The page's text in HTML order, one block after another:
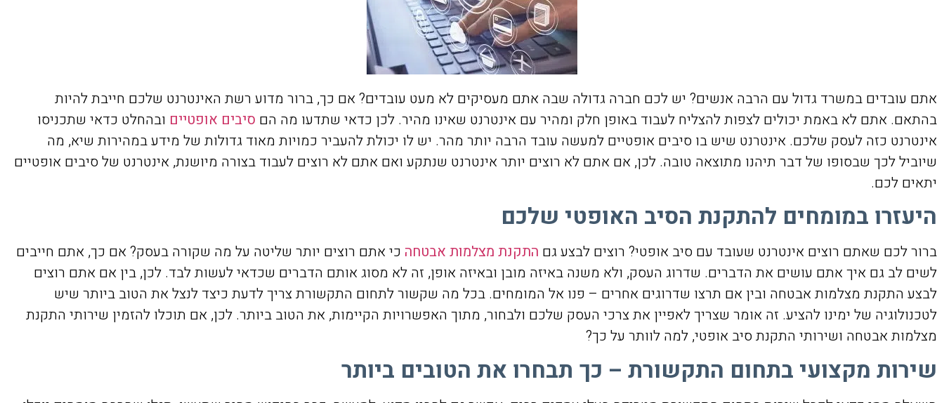
אתם עובדים במשרד גדול עם הרבה אנשים? יש לכם חברה גדולה שבה אתם מעסיקים לא מעט עובדים? אם כך, ברור מדוע רשת האינטרנט שלכם חייבת להיות
בהתאם. אתם לא באמת יכולים לצפות להצליח לעבוד באופן חלק ומהיר עם אינטרנט שאינו מהיר. לכן כדאי שתדעו מה הם סיבים אופטיים ובהחלט כדאי שתכניסו
אינטרנט כזה לעסק שלכם. אינטרנט שיש בו סיבים אופטיים למעשה עובד הרבה יותר מהר. יש לו יכולת להעביר כמויות מאוד גדולות של מידע במהירות שיא, מה
שיוביל לכך שבסופו של דבר תיהנו מתוצאה טובה. לכן, אם אתם לא רוצים יותר אינטרנט שנתקע ואם אתם לא רוצים לעבוד בצורה מיושנת, אינטרנט של סיבים אופטיים
יתאים לכם.
היעזרו במומחים להתקנת הסיב האופטי שלכם
ברור לכם שאתם רוצים אינטרנט שעובד עם סיב אופטי? רוצים לבצע גם התקנת מצלמות אבטחה כי אתם רוצים יותר שליטה על מה שקורה בעסק? אם כך, אתם חייבים
לשים לב גם איך אתם עושים את הדברים. שדרוג העסק, ולא משנה באיזה מובן ובאיזה אופן, זה לא מסוג אותם הדברים שכדאי לעשות לבד. לכן, בין אם אתם רוצים
לבצע התקנת מצלמות אבטחה ובין אם תרצו שדרוגים אחרים – פנו אל המומחים. בכל מה שקשור לתחום התקשורת צריך לדעת כיצד לנצל את הטוב ביותר שיש
לטכנולוגיה של ימינו להציע. זה אומר שצריך לאפיין את צרכי העסק שלכם ולבחור, מתוך האפשרויות הקיימות, את הטוב ביותר. לכן, אם תוכלו להזמין שירותי התקנת
מצלמות אבטחה ושירותי התקנת סיב אופטי, למה לוותר על כך?
שירות מקצועי בתחום התקשורת – כך תבחרו את הטובים ביותר